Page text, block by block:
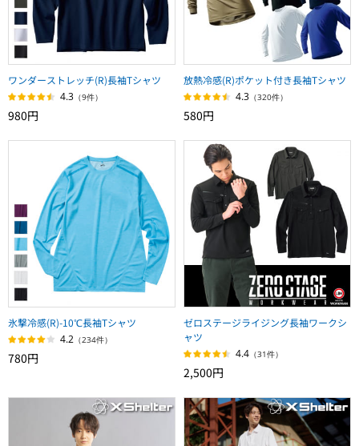
ワンダーストレッチ(R)長袖Tシャツ
4.3 （9件）
980円
放熱冷感(R)ポケット付き長袖Tシャツ
4.3 （320件）
580円
氷撃冷感(R)-10℃長袖Tシャツ
4.2 （234件）
780円
ゼロステージライジング長袖ワークシ
ャツ
4.4 （31件）
2,500円